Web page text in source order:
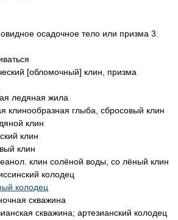
осадочное тело или призма 3.
[обломочный] клин, призма
ледяная жила
клинообразная глыба, сбросовый клин
клин
клин
клин
клин солёной воды, со лёный клин
колодец
колодец
скважина
скважина; артезианский колодец